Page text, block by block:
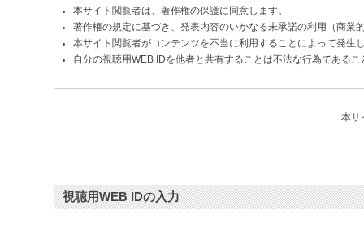
本サイト閲覧者は、著作権の保護に同意します。
著作権の規定に基づき、発表内容のいかなる未承諾の利用（商
本サイト閲覧者がコンテンツを不当に利用することによって発
自分の視聴用WEB IDを他者と共有することは不法な行為である
本サ
視聴用WEB IDの入力